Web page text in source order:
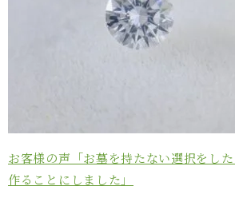
お客様の声「お墓を持たない選択をし
作ることにしました」